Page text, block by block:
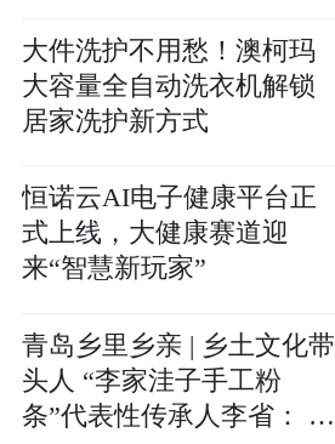
大件洗护不用愁！澳柯玛
大容量全自动洗衣机解锁
居家洗护新方式
恒诺云AI电子健康平台正
式上线，大健康赛道迎
来“智慧新玩家”
青岛乡里乡亲 | 乡土文化带
头人 “李家洼子手工粉
条”代表性传承人李省： 匠